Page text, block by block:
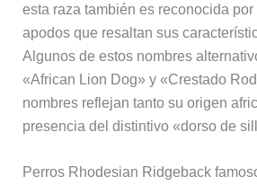
esta raza también es reconocida
apodos que resaltan sus
Algunos de estos nombres
«African Lion Dog» y «Crestado
nombres reflejan tanto su origen
presencia del distintivo «dorso de
Perros Rhodesian Ridgeback